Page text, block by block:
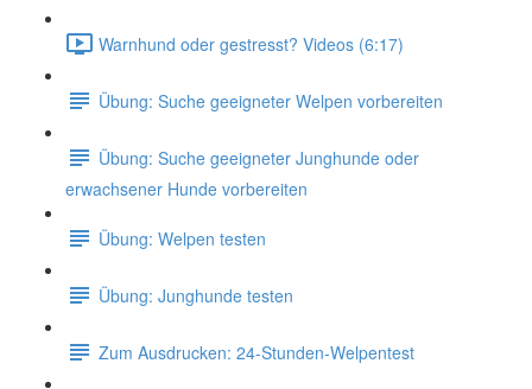
Warnhund oder gestresst? Videos (6:17)
Übung: Suche geeigneter Welpen vorbereiten
Übung: Suche geeigneter Junghunde oder
erwachsener Hunde vorbereiten
Übung: Welpen testen
Übung: Junghunde testen
Zum Ausdrucken: 24-Stunden-Welpentest